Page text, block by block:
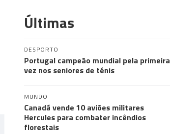
Últimas
DESPORTO
Portugal campeão mundial pela primeira
vez nos seniores de ténis
MUNDO
Canadá vende 10 aviões militares
Hercules para combater incêndios
florestais